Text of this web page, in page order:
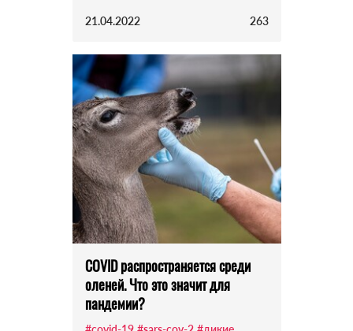
21.04.2022 263
COVID распространяется среди
оленей. Что это значит для
пандемии?